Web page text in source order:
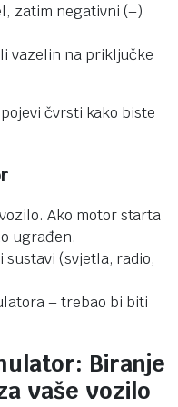
zatim negativni (–)
vazelin na priključke
čvrsti kako biste
Ako motor starta
ugrađen.
(svjetla, radio,
– trebao bi biti
Biranje
vaše vozilo